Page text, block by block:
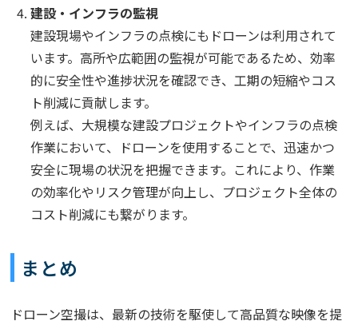
建設・インフラの監視
建設現場やインフラの点検にもドローンは利用されて
います。高所や広範囲の監視が可能であるため、効率
的に安全性や進捗状況を確認でき、工期の短縮やコス
ト削減に貢献します。
例えば、大規模な建設プロジェクトやインフラの点検
作業において、ドローンを使用することで、迅速かつ
安全に現場の状況を把握できます。これにより、作業
の効率化やリスク管理が向上し、プロジェクト全体の
コスト削減にも繋がります。
まとめ
ドローン空撮は、最新の技術を駆使して高品質な映像を提